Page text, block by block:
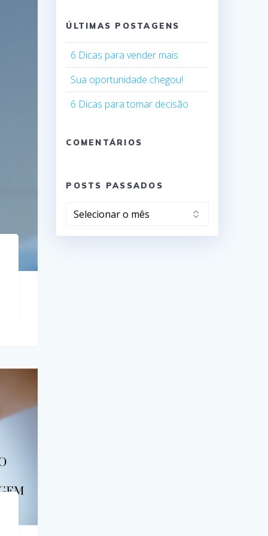
ÚLTIMAS POSTAGENS
6 Dicas para vender mais
Sua oportunidade chegou!
6 Dicas para tomar decisão
COMENTÁRIOS
POSTS PASSADOS